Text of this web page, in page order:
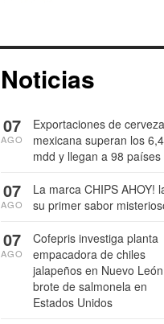
Noticias
Exportaciones de cerveza
mexicana superan los
mdd y llegan a 98 países
07
AGO
La marca CHIPS AHOY!
su primer sabor
07
AGO
Cofepris investiga planta
empacadora de chiles
jalapeños en Nuevo
brote de salmonela en
Estados Unidos
07
AGO